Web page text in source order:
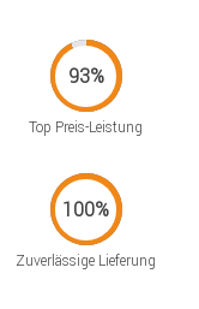
Top Preis-Leistung
Zuverlässige Lieferung